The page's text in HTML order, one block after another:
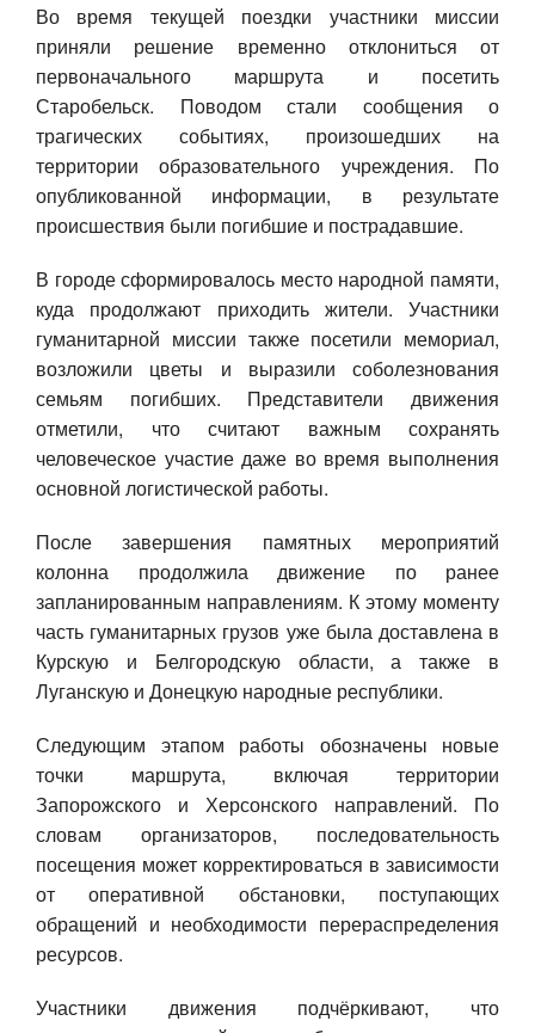
Во время текущей поездки участники миссии
приняли решение временно отклониться от
первоначального маршрута и посетить
Старобельск. Поводом стали сообщения о
трагических событиях, произошедших на
территории образовательного учреждения. По
опубликованной информации, в результате
происшествия были погибшие и пострадавшие.
В городе сформировалось место народной памяти,
куда продолжают приходить жители. Участники
гуманитарной миссии также посетили мемориал,
возложили цветы и выразили соболезнования
семьям погибших. Представители движения
отметили, что считают важным сохранять
человеческое участие даже во время выполнения
основной логистической работы.
После завершения памятных мероприятий
колонна продолжила движение по ранее
запланированным направлениям. К этому моменту
часть гуманитарных грузов уже была доставлена в
Курскую и Белгородскую области, а также в
Луганскую и Донецкую народные республики.
Следующим этапом работы обозначены новые
точки маршрута, включая территории
Запорожского и Херсонского направлений. По
словам организаторов, последовательность
посещения может корректироваться в зависимости
от оперативной обстановки, поступающих
обращений и необходимости перераспределения
ресурсов.
Участники движения подчёркивают, что